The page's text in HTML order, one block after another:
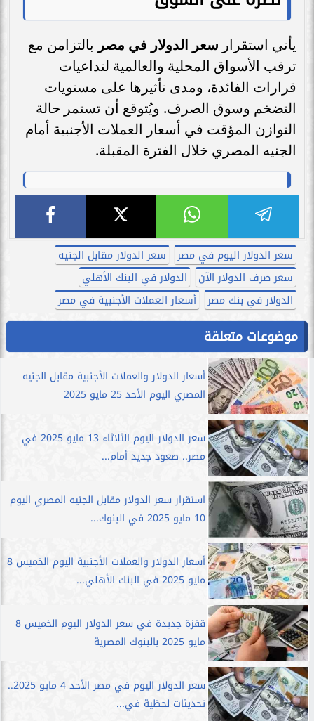
يأتي استقرار سعر الدولار في مصر بالتزامن مع
ترقب الأسواق المحلية والعالمية لتداعيات
قرارات الفائدة، ومدى تأثيرها على مستويات
التضخم وسوق الصرف. ويُتوقع أن تستمر حالة
التوازن المؤقت في أسعار العملات الأجنبية أمام
الجنيه المصري خلال الفترة المقبلة.
سعر الدولار اليوم في مصر
سعر الدولار مقابل الجنيه
سعر صرف الدولار الآن
الدولار في البنك الأهلي
الدولار في بنك مصر
أسعار العملات الأجنبية في مصر
موضوعات متعلقة
أسعار الدولار والعملات الأجنبية مقابل الجنيه
المصري اليوم الأحد 25 مايو 2025
سعر الدولار اليوم الثلاثاء 13 مايو 2025 في
مصر.. صعود جديد أمام...
استقرار سعر الدولار مقابل الجنيه المصري اليوم
10 مايو 2025 في البنوك...
أسعار الدولار والعملات الأجنبية اليوم الخميس 8
مايو 2025 في البنك الأهلي...
قفزة جديدة في سعر الدولار اليوم الخميس 8
مايو 2025 بالبنوك المصرية
سعر الدولار اليوم في مصر الأحد 4 مايو 2025..
تحديثات لحظية في...